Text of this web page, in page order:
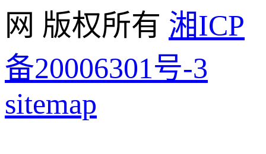
网 版权所有 湘ICP
备20006301号-3
sitemap